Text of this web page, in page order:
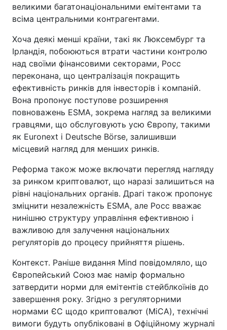
великими багатонаціональними емітентами та
всіма центральними контрагентами.
Хоча деякі менші країни, такі як Люксембург та
Ірландія, побоюються втрати частини контролю
над своїми фінансовими секторами, Росс
переконана, що централізація покращить
ефективність ринків для інвесторів і компаній.
Вона пропонує поступове розширення
повноважень ESMA, зокрема нагляд за великими
гравцями, що обслуговують усю Європу, такими
як Euronext і Deutsche Börse, залишивши
місцевий нагляд для менших ринків.
Реформа також може включати перегляд нагляду
за ринком криптовалют, що наразі залишиться на
рівні національних органів. Драгі також пропонує
зміцнити незалежність ESMA, але Росс вважає
нинішню структуру управління ефективною і
важливою для залучення національних
регуляторів до процесу прийняття рішень.
Контекст. Раніше видання Mind повідомляло, що
Європейський Союз має намір формально
затвердити норми для емітентів стейблкоїнів до
завершення року. Згідно з регуляторними
нормами ЄС щодо криптовалют (MiCA), технічні
вимоги будуть опубліковані в Офіційному журналі